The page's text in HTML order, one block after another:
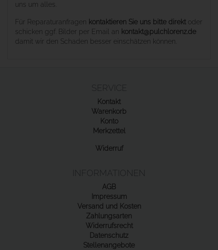
uns um alles.
Für Reparaturanfragen kontaktieren Sie uns bitte direktoder
schicken ggf. Bilder per Email an kontakt@pulchlorenz.de
damit wir den Schaden besser einschätzen können.
SERVICE
Kontakt
Warenkorb
Konto
Merkzettel
Widerruf
INFORMATIONEN
AGB
Impressum
Versand und Kosten
Zahlungsarten
Widerrufsrecht
Datenschutz
Stellenangebote